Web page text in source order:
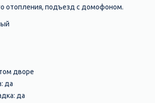
отопления, подъезд с домофоном.
дворе
да
да